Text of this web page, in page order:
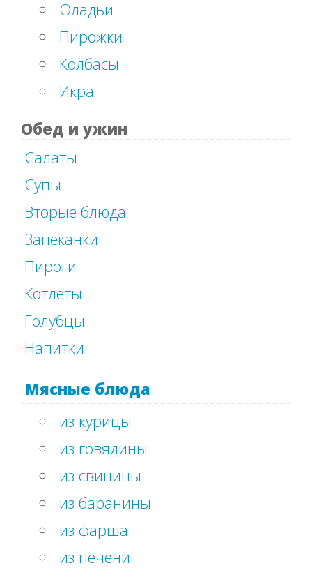
Оладьи
Пирожки
Колбасы
Икра
Обед и ужин
Салаты
Супы
Вторые блюда
Запеканки
Пироги
Котлеты
Голубцы
Напитки
Мясные блюда
из курицы
из говядины
из свинины
из баранины
из фарша
из печени